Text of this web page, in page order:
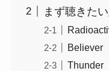
まず聴きた
Believer
Thunder